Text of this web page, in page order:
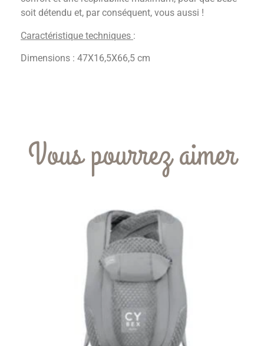
soit détendu et, par conséquent, vous aussi !
Caractéristique techniques :
Dimensions : 47X16,5X66,5 cm
Vous pourrez aimer